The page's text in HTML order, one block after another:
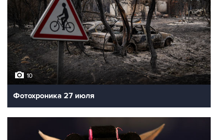
10
Фотохроника 27 июля